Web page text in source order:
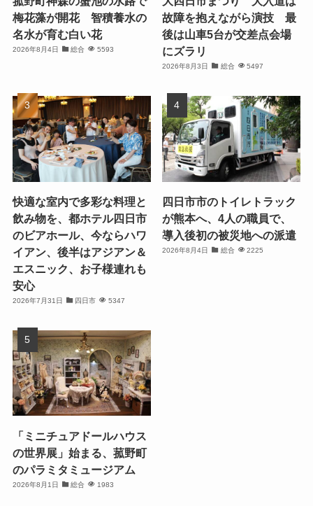
梅花藻が開花 智積養水の
名水が育む白い花
2026年8月4日 総合 5593
故障を抱えながら演技 最
後は山車5台が交差点会場
にズラリ
2026年8月3日 総合 5497
快適な室内で多彩な料理と
飲み物を、都ホテル四日市
のビアホール、今ならハワ
イアン、後半はアジアン＆
エスニック、お子様連れも
安心
2026年7月31日 四日市 5347
四日市市のトイレトラック
が熊本へ、4人の職員で、
導入後初の被災地への派遣
2026年8月4日 総合 2225
「ミニチュアドールハウス
の世界展」始まる、菰野町
のパラミタミュージアム
2026年8月1日 総合 1983